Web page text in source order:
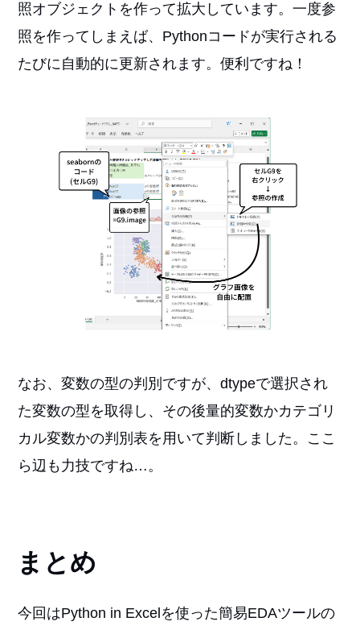
照オブジェクトを作って拡大しています。一度参
照を作ってしまえば、Pythonコードが実行される
たびに自動的に更新されます。便利ですね！
なお、変数の型の判別ですが、dtypeで選択され
た変数の型を取得し、その後量的変数かカテゴリ
カル変数かの判別表を用いて判断しました。ここ
ら辺も力技ですね…。
まとめ
今回はPython in Excelを使った簡易EDAツールの